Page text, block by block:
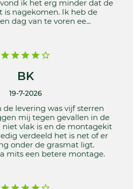
ik het erg minder dat de
is nagekomen. Ik heb de
dag van te voren ee...
BK
19-7-2026
de levering was vijf sterren
mij tegen gevallen in de
vlak is en de montagekit
verdeeld het is net of er
onder de grasmat ligt.
mits een betere montage.